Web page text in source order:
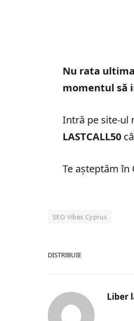
Nu rata
momentul să
Intră pe site-ul
LASTCALL50
Te așteptăm în
SEO Vibes Cyprus
DISTRIBUIE
Liber